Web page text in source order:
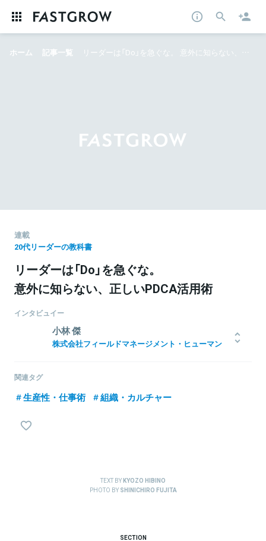
ホーム 記事一覧 リーダーは「Do」を急ぐな。 意外に知らない、正しいPDCA活用術
連載
20代リーダーの教科書
リーダーは「Do」を急ぐな。
意外に知らない、正しいPDCA活用術
インタビュイー
小林 傑
株式会社フィールドマネージメント・ヒューマン
2000年、慶應義塾大学環境情報学部卒業。JTBを経て、2003年にリ
ンクアンドモチベーション入社。執行役員として大手企業を中心に
組織人事コンサルティングに従事した後、2011年、新機軸の経営コ
し、ディレクターを務める。航空、Eコマース、食品等、多業界にお
いてマーケティング/ブランド/組織開発/人材育成プロジェクトに従
関連タグ
生産性・仕事術 組織・カルチャー
TEXT BYKYOZO HIBINO
PHOTO BY SHINICHIRO FUJITA
SECTION